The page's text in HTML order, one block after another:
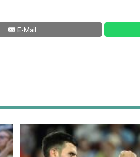
E-Mail